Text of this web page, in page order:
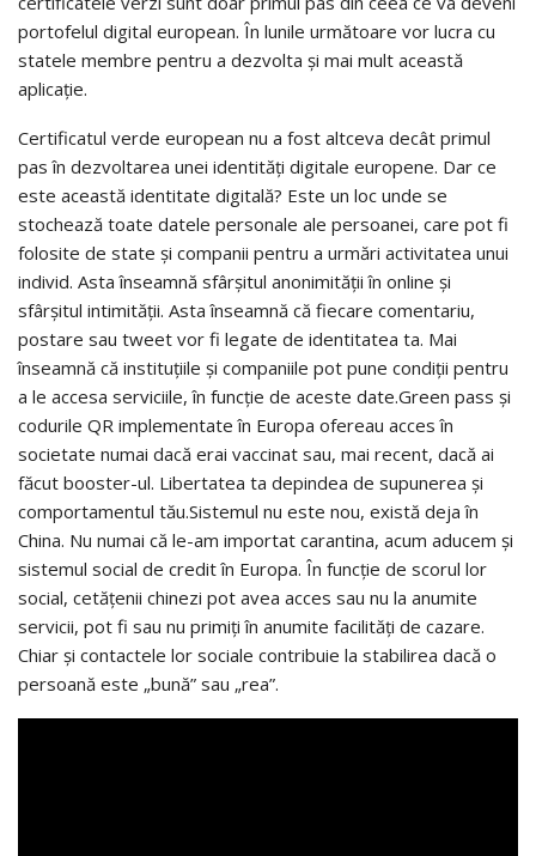
portofelul digital european. În lunile următoare vor lucra cu
statele membre pentru a dezvolta și mai mult această
aplicație.
Certificatul verde european nu a fost altceva decât primul
pas în dezvoltarea unei identități digitale europene. Dar ce
este această identitate digitală? Este un loc unde se
stochează toate datele personale ale persoanei, care pot fi
folosite de state și companii pentru a urmări activitatea unui
individ. Asta înseamnă sfârșitul anonimității în online și
sfârșitul intimității. Asta înseamnă că fiecare comentariu,
postare sau tweet vor fi legate de identitatea ta. Mai
înseamnă că instituțiile și companiile pot pune condiții pentru
a le accesa serviciile, în funcție de aceste date.Green pass și
codurile QR implementate în Europa ofereau acces în
societate numai dacă erai vaccinat sau, mai recent, dacă ai
făcut booster-ul. Libertatea ta depindea de supunerea și
comportamentul tău.Sistemul nu este nou, există deja în
China. Nu numai că le-am importat carantina, acum aducem și
sistemul social de credit în Europa. În funcție de scorul lor
social, cetățenii chinezi pot avea acces sau nu la anumite
servicii, pot fi sau nu primiți în anumite facilități de cazare.
Chiar și contactele lor sociale contribuie la stabilirea dacă o
persoană este „bună” sau „rea”.